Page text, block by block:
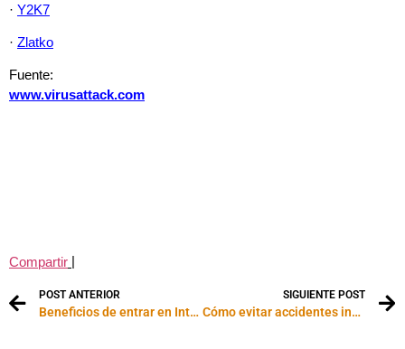
· Y2K7
· Zlatko
Fuente:
www.virusattack.com
Compartir
POST ANTERIOR
Beneficios de entrar en Internet
SIGUIENTE POST
Cómo evitar accidentes innecesarios en el hogar